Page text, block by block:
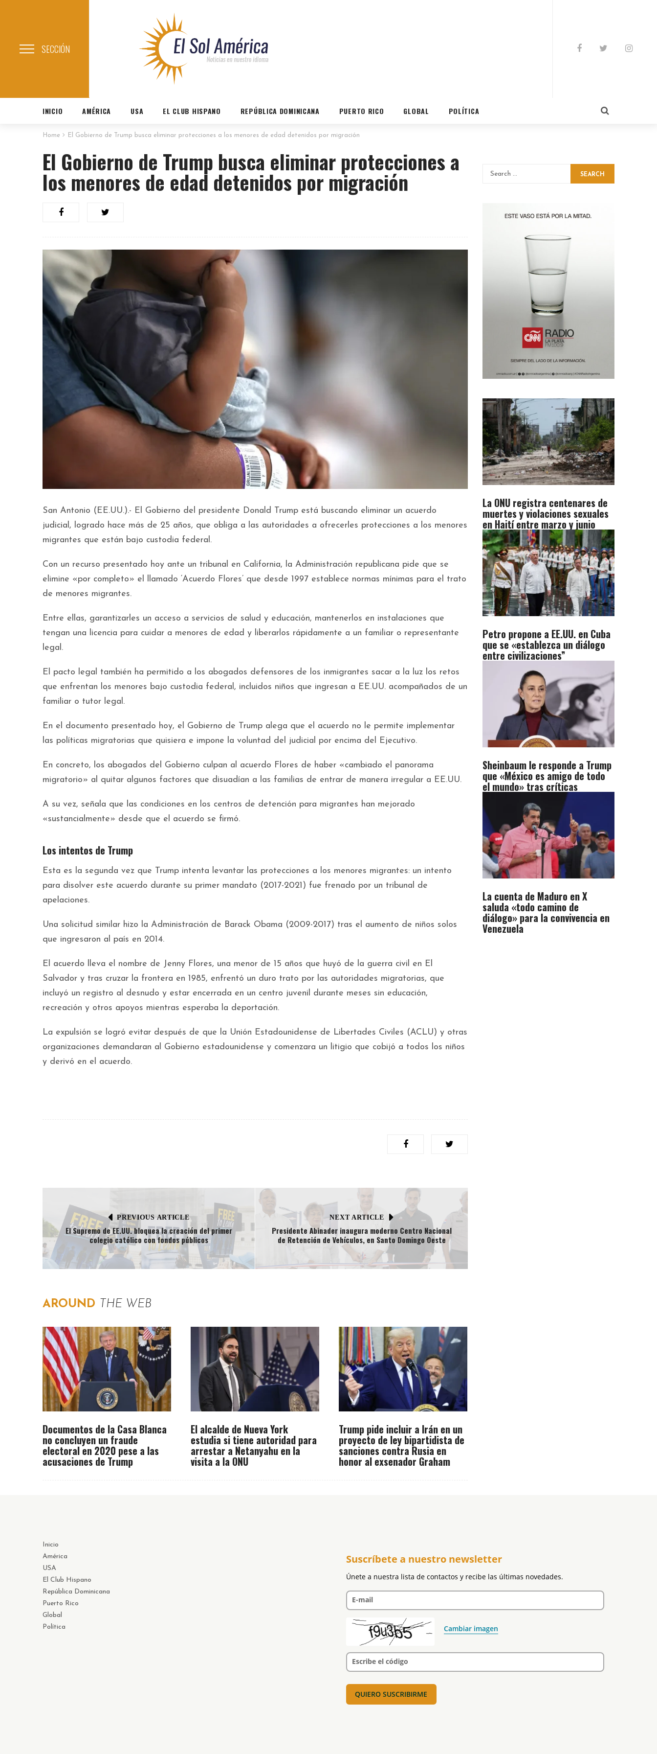
SECCIÓN
INICIO AMÉRICA USA EL CLUB HISPANO REPÚBLICA DOMINICANA PUERTO RICO GLOBAL POLÍTICA
Home El Gobierno de Trump busca eliminar protecciones a los menores de edad detenidos por migración
El Gobierno de Trump busca eliminar protecciones a
los menores de edad detenidos por migración
San Antonio (EE.UU.).- El Gobierno del presidente Donald Trump está buscando eliminar un acuerdo
judicial, logrado hace más de 25 años, que obliga a las autoridades a ofrecerles protecciones a los menores
migrantes que están bajo custodia federal.
Con un recurso presentado hoy ante un tribunal en California, la Administración republicana pide que se
elimine «por completo» el llamado ‘Acuerdo Flores’ que desde 1997 establece normas mínimas para el trato
de menores migrantes.
Entre ellas, garantizarles un acceso a servicios de salud y educación, mantenerlos en instalaciones que
tengan una licencia para cuidar a menores de edad y liberarlos rápidamente a un familiar o representante
legal.
El pacto legal también ha permitido a los abogados defensores de los inmigrantes sacar a la luz los retos
que enfrentan los menores bajo custodia federal, incluidos niños que ingresan a EE.UU. acompañados de un
familiar o tutor legal.
En el documento presentado hoy, el Gobierno de Trump alega que el acuerdo no le permite implementar
las políticas migratorias que quisiera e impone la voluntad del judicial por encima del Ejecutivo.
En concreto, los abogados del Gobierno culpan al acuerdo Flores de haber «cambiado el panorama
migratorio» al quitar algunos factores que disuadían a las familias de entrar de manera irregular a EE.UU.
A su vez, señala que las condiciones en los centros de detención para migrantes han mejorado
«sustancialmente» desde que el acuerdo se firmó.
Los intentos de Trump
Esta es la segunda vez que Trump intenta levantar las protecciones a los menores migrantes: un intento
para disolver este acuerdo durante su primer mandato (2017-2021) fue frenado por un tribunal de
apelaciones.
Una solicitud similar hizo la Administración de Barack Obama (2009-2017) tras el aumento de niños solos
que ingresaron al país en 2014.
El acuerdo lleva el nombre de Jenny Flores, una menor de 15 años que huyó de la guerra civil en El
Salvador y tras cruzar la frontera en 1985, enfrentó un duro trato por las autoridades migratorias, que
incluyó un registro al desnudo y estar encerrada en un centro juvenil durante meses sin educación,
recreación y otros apoyos mientras esperaba la deportación.
La expulsión se logró evitar después de que la Unión Estadounidense de Libertades Civiles (ACLU) y otras
organizaciones demandaran al Gobierno estadounidense y comenzara un litigio que cobijó a todos los niños
y derivó en el acuerdo.
PREVIOUS ARTICLE
El Supremo de EE.UU. bloquea la creación del primer
colegio católico con fondos públicos
NEXT ARTICLE
Presidente Abinader inaugura moderno Centro Nacional
de Retención de Vehículos, en Santo Domingo Oeste
AROUND THE WEB
Documentos de la Casa Blanca
no concluyen un fraude
electoral en 2020 pese a las
acusaciones de Trump
El alcalde de Nueva York
estudia si tiene autoridad para
arrestar a Netanyahu en la
visita a la ONU
Trump pide incluir a Irán en un
proyecto de ley bipartidista de
sanciones contra Rusia en
honor al exsenador Graham
SEARCH
La ONU registra centenares de
muertes y violaciones sexuales
en Haití entre marzo y junio
Petro propone a EE.UU. en Cuba
que se «establezca un diálogo
entre civilizaciones”
Sheinbaum le responde a Trump
que «México es amigo de todo
el mundo» tras críticas
La cuenta de Maduro en X
saluda «todo camino de
diálogo» para la convivencia en
Venezuela
Inicio
América
USA
El Club Hispano
República Dominicana
Puerto Rico
Global
Política
Suscríbete a nuestro newsletter
Únete a nuestra lista de contactos y recibe las últimas novedades.
E-mail
Cambiar imagen
Escribe el código